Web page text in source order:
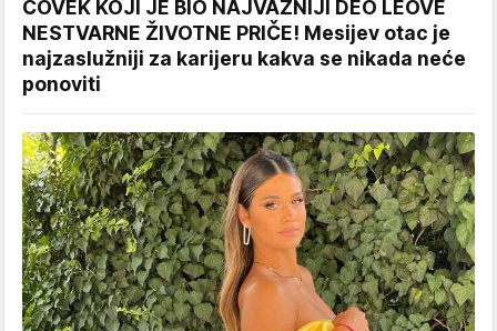
ČOVEK KOJI JE BIO NAJVAŽNIJI DEO LEOVE
NESTVARNE ŽIVOTNE PRIČE! Mesijev otac je
najzaslužniji za karijeru kakva se nikada neće
ponoviti